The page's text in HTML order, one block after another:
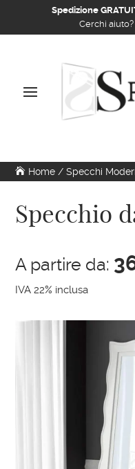
Spedizione
Cerchi aiuto?
Home /Specchi
Specchio
A partire da:
IVA 22% inclusa